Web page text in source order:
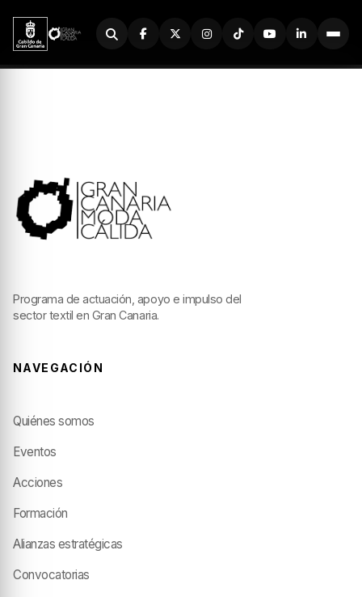
Buscador
Programa de actuación, apoyo e impulso del
sector textil en Gran Canaria.
NAVEGACIÓN
Quiénes somos
Eventos
Acciones
Formación
Alianzas estratégicas
Convocatorias